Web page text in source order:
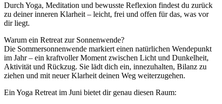
Durch Yoga, Meditation und bewusste Reflexion findest du zurück
zu deiner inneren Klarheit – leicht, frei und offen für das, was vor
dir liegt.
Warum ein Retreat zur Sonnenwende?
Die Sommersonnenwende markiert einen natürlichen Wendepunkt
im Jahr – ein kraftvoller Moment zwischen Licht und Dunkelheit,
Aktivität und Rückzug. Sie lädt dich ein, innezuhalten, Bilanz zu
ziehen und mit neuer Klarheit deinen Weg weiterzugehen.
Ein Yoga Retreat im Juni bietet dir genau diesen Raum: